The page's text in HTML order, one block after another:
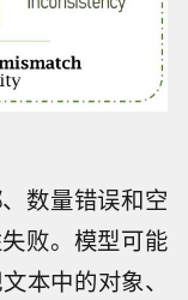
数量错误和空
败。模型可能
本中的对象、